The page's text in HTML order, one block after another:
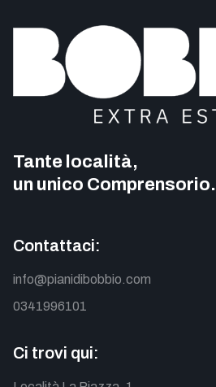
Tante località,
un unico Comprensorio.
Contattaci:
info@pianidibobbio.com
0341996101
Ci trovi qui: